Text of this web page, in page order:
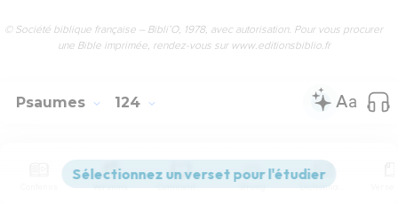
© Société biblique française – Bibli’O, 1978, avec autorisation. Pour vous procurer
une Bible imprimée, rendez-vous sur www.editionsbiblio.fr
Psaumes 124
Seuls les Évangiles sont disponibles en vidéo pour le moment.
Versions Commentaires Strong